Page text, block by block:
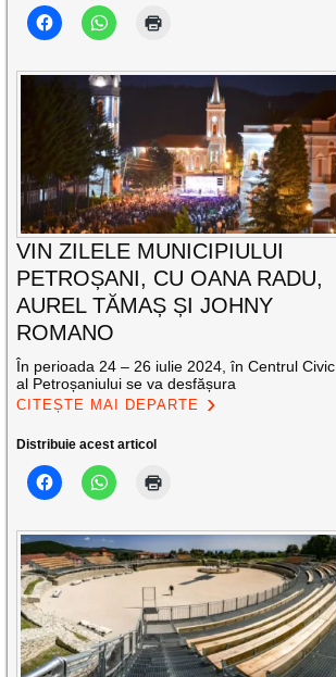
VIN ZILELE MUNICIPIULUI
PETROȘANI, CU OANA RADU,
AUREL TĂMAȘ ȘI JOHNY
ROMANO
În perioada 24 – 26 iulie 2024, în Centrul Civic
al Petroșaniului se va desfășura
CITEȘTE MAI DEPARTE
Distribuie acest articol